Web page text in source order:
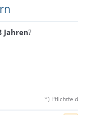
Jahren?
*) Pflichtfeld